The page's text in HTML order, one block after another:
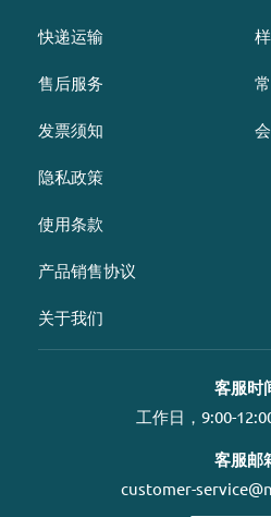
快递运输
售后服务
发票须知
隐私政策
使用条款
产品销售协议
关于我们
客服时
工作日，9:00-
客服邮
customer-